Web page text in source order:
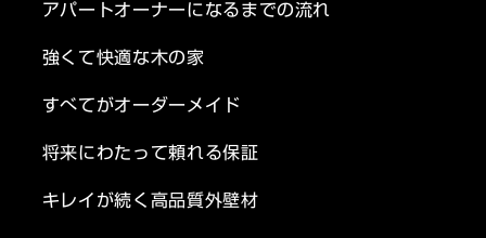
アパートオーナーになるまでの流れ
強くて快適な木の家
すべてがオーダーメイド
将来にわたって頼れる保証
キレイが続く高品質外壁材